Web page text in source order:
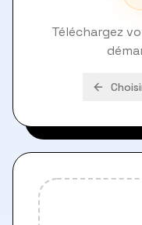
Téléchargez